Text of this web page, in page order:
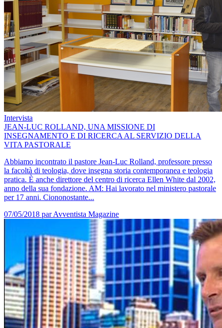
Intervista
JEAN-LUC ROLLAND, UNA MISSIONE DI
INSEGNAMENTO E DI RICERCA AL SERVIZIO DELLA
VITA PASTORALE
Abbiamo incontrato il pastore Jean-Luc Rolland, professore presso
la facoltà di teologia, dove insegna storia contemporanea e teologia
pratica. È anche direttore del centro di ricerca Ellen White dal 2002,
anno della sua fondazione. AM: Hai lavorato nel ministero pastorale
per 17 anni. Ciononostante...
07/05/2018 par Avventista Magazine